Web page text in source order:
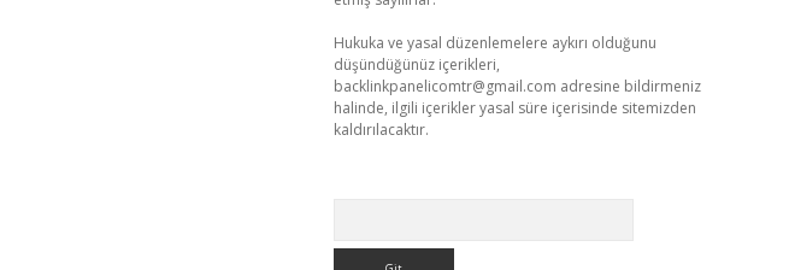
Hukuka ve yasal düzenlemelere aykırı olduğunu
düşündüğünüz içerikleri,
backlinkpanelicomtr@gmail.com adresine bildirmeniz
halinde, ilgili içerikler yasal süre içerisinde sitemizden
kaldırılacaktır.